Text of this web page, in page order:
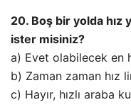
20. Boş bir yolda hız
ister misiniz?
a) Evet olabilecek en
b) Zaman zaman hız
c) Hayır, hızlı araba